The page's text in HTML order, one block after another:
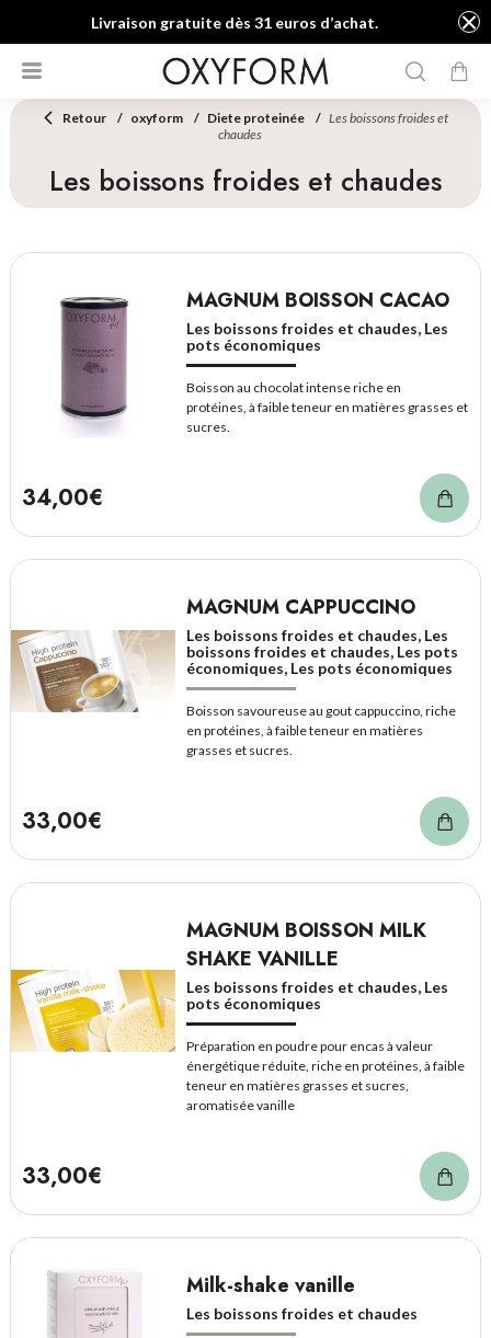
Livraison gratuite dès 31 euros d’achat.
Retour oxyform Diete proteinée
Les boissons froides et
chaudes
Les boissons froides et chaudes
MAGNUM BOISSON CACAO
Les boissons froides et chaudes, Les
pots économiques
Boisson au chocolat intense riche en
protéines, à faible teneur en matières grasses et
sucres.
34,00€
MAGNUM CAPPUCCINO
Les boissons froides et chaudes, Les
boissons froides et chaudes, Les pots
économiques, Les pots économiques
Boisson savoureuse au gout cappuccino, riche
en protéines, à faible teneur en matières
grasses et sucres.
33,00€
MAGNUM BOISSON MILK
SHAKE VANILLE
Les boissons froides et chaudes, Les
pots économiques
Préparation en poudre pour encas à valeur
énergétique réduite, riche en protéines, à faible
teneur en matières grasses et sucres,
aromatisée vanille
33,00€
Milk-shake vanille
Les boissons froides et chaudes